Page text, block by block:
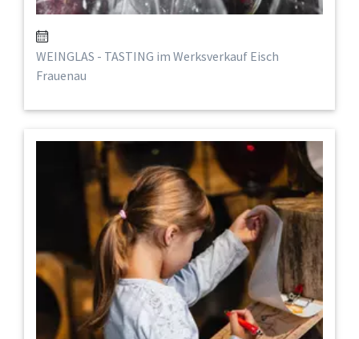
WEINGLAS - TASTING im Werksverkauf Eisch
Frauenau